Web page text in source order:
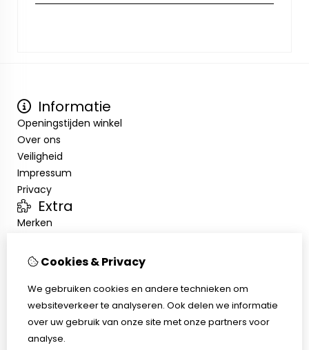
Informatie
Openingstijden winkel
Over ons
Veiligheid
Impressum
Privacy
Extra
Merken
Klantenservice
Sitemap
Afhalen
Algemene voorwaarden
Herroepingsrecht
Cookies & Privacy
We gebruiken cookies en andere technieken om
websiteverkeer te analyseren. Ook delen we informatie
over uw gebruik van onze site met onze partners voor
analyse.